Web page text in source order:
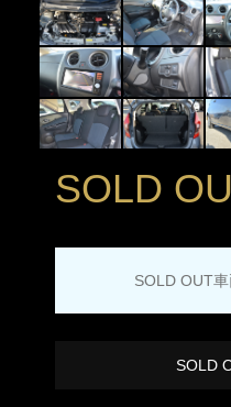
SOLD
SOLD OUT車
SOLD